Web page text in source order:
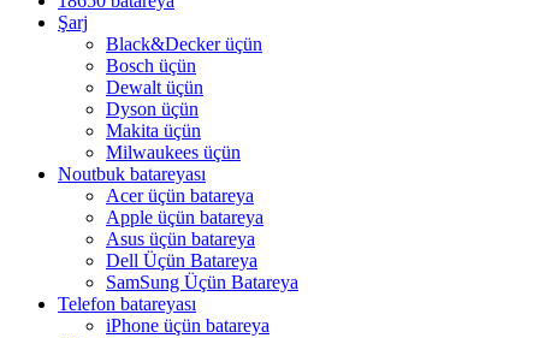
Şarj
Black&Decker üçün
Bosch üçün
Dewalt üçün
Dyson üçün
Makita üçün
Milwaukees üçün
Noutbuk batareyası
Acer üçün batareya
Apple üçün batareya
Asus üçün batareya
Dell Üçün Batareya
SamSung Üçün Batareya
Telefon batareyası
iPhone üçün batareya